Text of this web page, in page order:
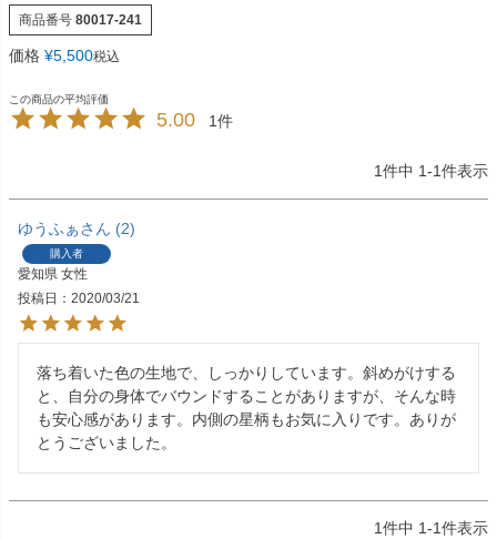
商品番号 80017-241
価格 ¥5,500税込
5.00 1
1件中 1-1件表示
ゆうふぁ 2
購入者
愛知県 女性
投稿日
2020/03/21
落ち着いた色の生地で、しっかりしています。斜めがけする
と、自分の身体でバウンドすることがありますが、そんな時
も安心感があります。内側の星柄もお気に入りです。ありが
とうございました。
1件中 1-1件表示